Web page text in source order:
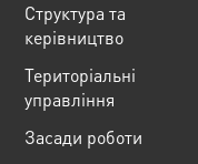
Структура та
керівництво
Територіальні
управління
Засади роботи